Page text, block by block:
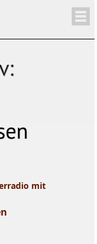
KALENDER